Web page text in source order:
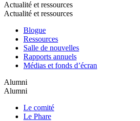
Actualité et ressources
Actualité et ressources
Blogue
Ressources
Salle de nouvelles
Rapports annuels
Médias et fonds d’écran
Alumni
Alumni
Le comité
Le Phare